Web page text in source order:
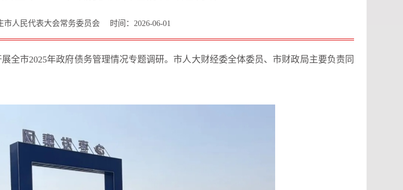
市人民代表大会常务委员会 时间：2026-06-01
全市2025年政府债务管理情况专题调研。市人大财经委全体委员、市财政局主要负责同